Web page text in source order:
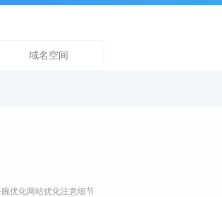
域名空间
优化网站优化注意细节